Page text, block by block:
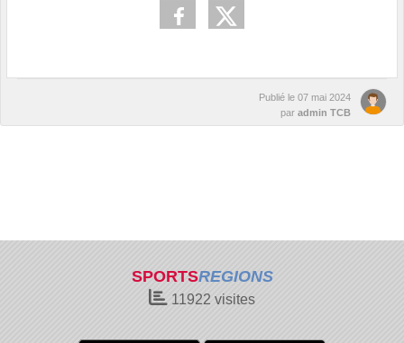
Publié le 07 mai 2024
par admin TCB
SPORTSREGIONS
11922 visites